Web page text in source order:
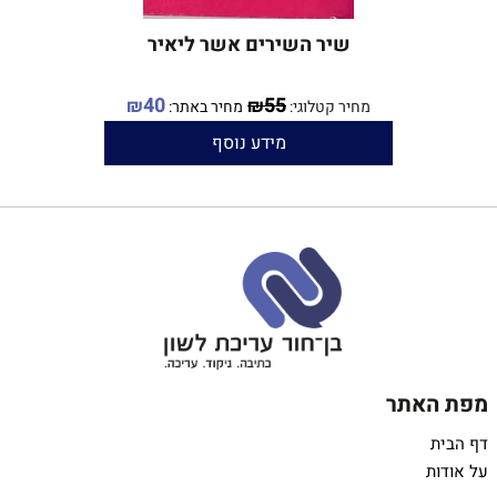
שיר השירים אשר ליאיר
הוצאת סער, 1993
ספר הביכורים של המשורר יאיר
יצא לאור בהיותו בן 17
שירים שכתב מגיל 12 עד 16
המשורר יאיר בן־חור בפייסבוק
©כל הזכויות שמורות ליאיר בן־חור
מחיר קטלוגי: ₪55 מחיר באתר: ₪40
מידע נוסף
מפת האתר
דף הבית
על אודות